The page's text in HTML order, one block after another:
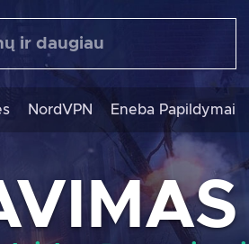
NordVPN Eneba Papildymai